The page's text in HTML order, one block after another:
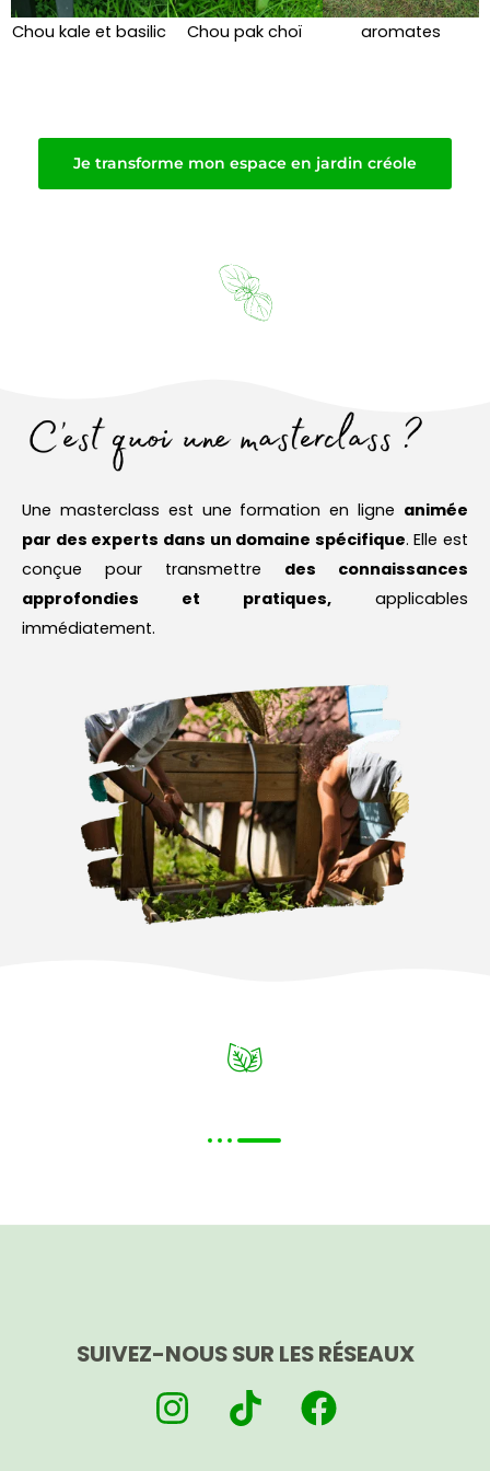
Chou kale et basilic Chou pak choï aromates
é
d
a
n
Je transforme mon espace en jardin créole
Une masterclass est une formation en ligne animée
par des experts dans un domaine spécifique. Elle est
conçue pour transmettre des connaissances
approfondies et pratiques, applicables
immédiatement.
SUIVEZ-NOUS SUR LES RÉSEAUX